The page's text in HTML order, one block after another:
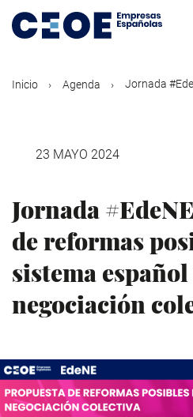
contenido
Inicio Agenda Jornada
23 MAYO 2024
Jornada
de reformas
sistema español
negociación